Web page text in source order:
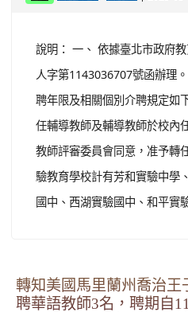
說明： 一、 依據臺北市政府
人字第1143036707號函辦理
聘年限及相關個別介聘規定如
任輔導教師及輔導教師於校內
教師評審委員會同意，准予轉
驗教育學校計有芳和實驗中學
國中、西湖實驗國中、和平實
轉知美國馬里蘭州喬治王
聘華語教師3名，聘期自